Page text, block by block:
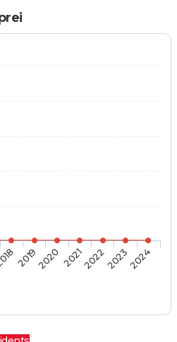
20192020 2021202220232024